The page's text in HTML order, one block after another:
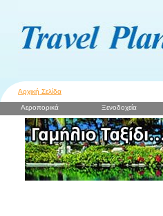
Αρχική Σελίδα
Αεροπορικά Ξενοδοχεία